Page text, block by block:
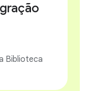
Biblioteca